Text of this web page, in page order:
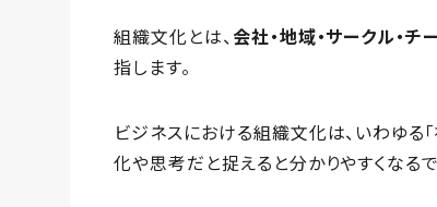
組織文化とは、会社・地域・サークル・
指します。
ビジネスにおける組織文化は、いわゆる
化や思考だと捉えると分かりやすくなるで